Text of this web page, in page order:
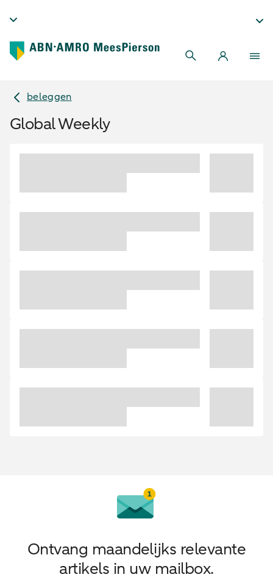
beleggen
Global Weekly
Ontvang maandelijks relevante
artikels in uw mailbox.